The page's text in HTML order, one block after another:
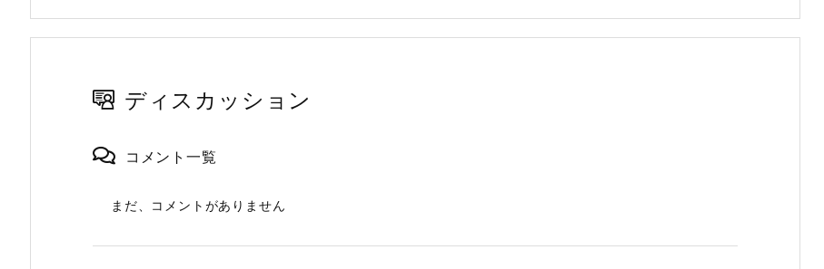
ディスカッション
コメント一覧
まだ、コメントがありません